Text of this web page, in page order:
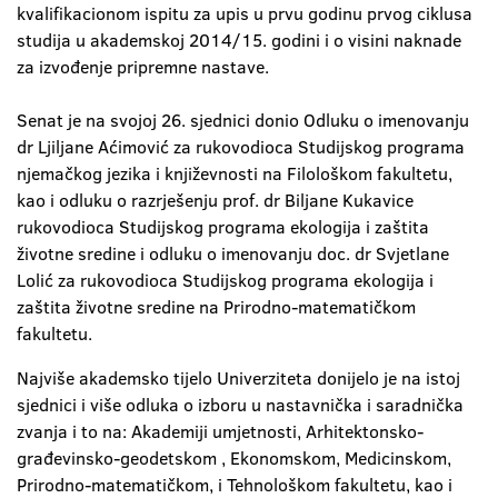
kvalifikacionom ispitu za upis u prvu godinu prvog ciklusa
studija u akademskoj 2014/15. godini i o visini naknade
za izvođenje pripremne nastave.
Senat je na svojoj 26. sjednici donio Odluku o imenovanju
dr Ljiljane Aćimović za rukovodioca Studijskog programa
njemačkog jezika i književnosti na Filološkom fakultetu,
kao i odluku o razrješenju prof. dr Biljane Kukavice
rukovodioca Studijskog programa ekologija i zaštita
životne sredine i odluku o imenovanju doc. dr Svjetlane
Lolić za rukovodioca Studijskog programa ekologija i
zaštita životne sredine na Prirodno-matematičkom
fakultetu.
Najviše akademsko tijelo Univerziteta donijelo je na istoj
sjednici i više odluka o izboru u nastavnička i saradnička
zvanja i to na: Akademiji umjetnosti, Arhitektonsko-
građevinsko-geodetskom , Ekonomskom, Medicinskom,
Prirodno-matematičkom, i Tehnološkom fakultetu, kao i